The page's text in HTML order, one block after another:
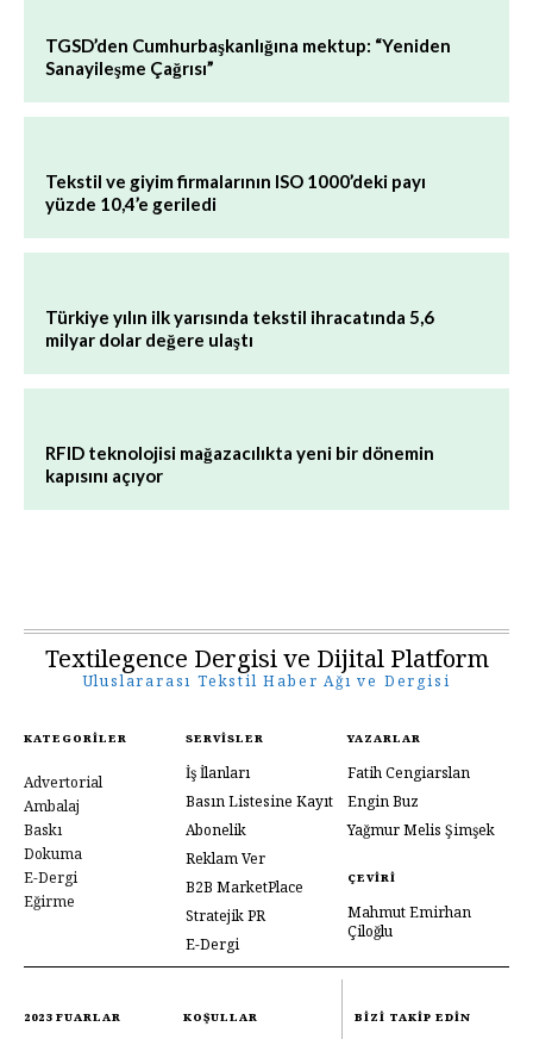
TGSD’den Cumhurbaşkanlığına mektup: “Yeniden
Sanayileşme Çağrısı”
Tekstil ve giyim firmalarının ISO 1000’deki payı
yüzde 10,4’e geriledi
Türkiye yılın ilk yarısında tekstil ihracatında 5,6
milyar dolar değere ulaştı
RFID teknolojisi mağazacılıkta yeni bir dönemin
kapısını açıyor
Textilegence Dergisi ve Dijital Platform
Uluslararası Tekstil Haber Ağı ve Dergisi
KATEGORILER
Advertorial
Ambalaj
Baskı
Dokuma
E-Dergi
Eğirme
SERVISLER
İş İlanları
Basın Listesine Kayıt
Abonelik
Reklam Ver
B2B MarketPlace
Stratejik PR
E-Dergi
YAZARLAR
Fatih Cengiarslan
Engin Buz
Yağmur Melis Şimşek
ÇEVIRI
Mahmut Emirhan
Çiloğlu
2023 FUARLAR KOŞULLAR BIZI TAKIP EDIN